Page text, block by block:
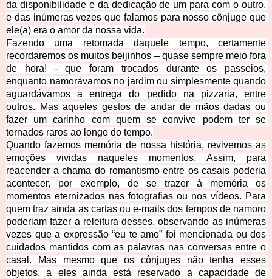
da disponibilidade e da dedicação de um para com o outro,
e das inúmeras vezes que falamos para nosso cônjuge que
ele(a) era o amor da nossa vida.
Fazendo uma retomada daquele tempo, certamente
recordaremos os muitos beijinhos – quase sempre meio fora
de hora! - que foram trocados durante os passeios,
enquanto namorávamos no jardim ou simplesmente quando
aguardávamos a entrega do pedido na pizzaria, entre
outros. Mas aqueles gestos de andar de mãos dadas ou
fazer um carinho com quem se convive podem ter se
tornados raros ao longo do tempo.
Quando fazemos memória de nossa história, revivemos as
emoções vividas naqueles momentos. Assim, para
reacender a chama do romantismo entre os casais poderia
acontecer, por exemplo, de se trazer à memória os
momentos eternizados nas fotografias ou nos vídeos. Para
quem traz ainda as cartas ou e-mails dos tempos de namoro
poderiam fazer a releitura desses, observando as inúmeras
vezes que a expressão “eu te amo” foi mencionada ou dos
cuidados mantidos com as palavras nas conversas entre o
casal. Mas mesmo que os cônjuges não tenha esses
objetos, a eles ainda está reservado a capacidade de